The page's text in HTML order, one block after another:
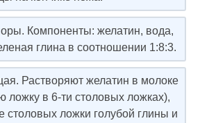
Компоненты: желатин, вода,
глина в соотношении 1:8:3.
Растворяют желатин в молоке
ложку в 6-ти столовых ложках),
столовых ложки голубой глины и